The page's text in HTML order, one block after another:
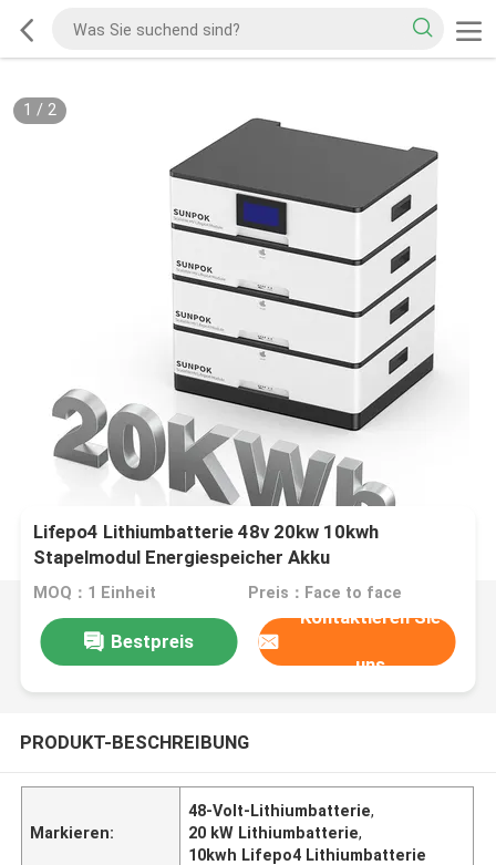
1 / 2
Lifepo4 Lithiumbatterie 48v 20kw 10kwh
Stapelmodul Energiespeicher Akku
MOQ：1 Einheit Preis：Face to face
Bestpreis
Kontaktieren Sie
uns
PRODUKT-BESCHREIBUNG
Markieren:
48-Volt-Lithiumbatterie,
20 kW Lithiumbatterie,
10kwh Lifepo4 Lithiumbatterie